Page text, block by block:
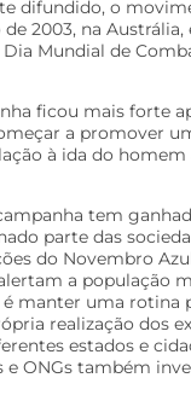
difundido, o
2003, na
Mundial de
ficou mais forte
a promover
à ida do homem
tem
parte das
do Novembro
a população
manter uma rotina
realização dos
estados e
e ONGs também